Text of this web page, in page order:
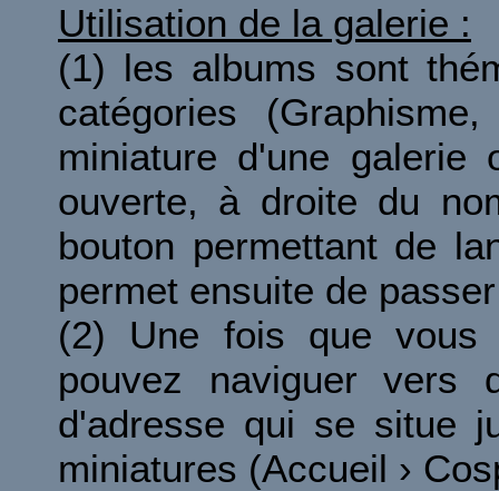
Utilisation de la galerie :
(1) les albums sont
catégories
miniature d'une galerie
ouverte, à droite du
bouton permettant de
permet ensuite de
(2) Une fois que vous
pouvez naviguer vers
d'adresse qui se situe
miniatures (Accueil ›